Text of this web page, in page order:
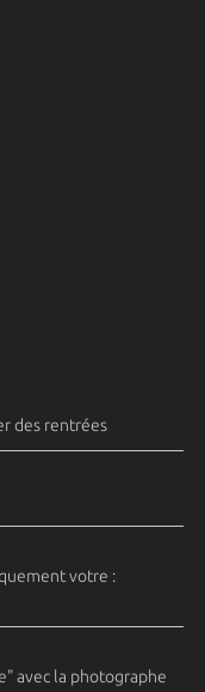
des rentrées
votre :
avec la photographe